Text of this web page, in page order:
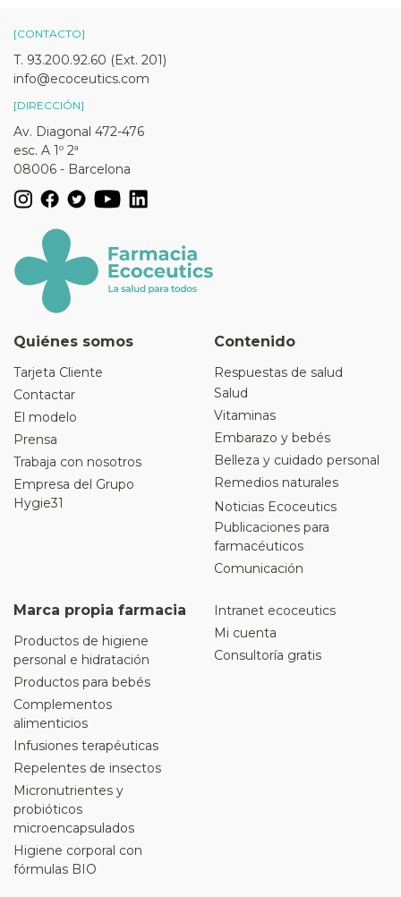
[CONTACTO]
T. 93.200.92.60 (Ext. 201)
info@ecoceutics.com
[DIRECCIÓN]
Av. Diagonal 472-476
esc. A 1º 2ª
08006 - Barcelona
Quiénes somos
Tarjeta Cliente
Contactar
El modelo
Prensa
Trabaja con nosotros
Empresa del Grupo
Hygie31
Contenido
Respuestas de salud
Salud
Vitaminas
Embarazo y bebés
Belleza y cuidado personal
Remedios naturales
Noticias Ecoceutics
Publicaciones para
farmacéuticos
Comunicación
Marca propia farmacia
Productos de higiene
personal e hidratación
Productos para bebés
Complementos
alimenticios
Infusiones terapéuticas
Repelentes de insectos
Micronutrientes y
probióticos
microencapsulados
Higiene corporal con
fórmulas BIO
Intranet ecoceutics
Mi cuenta
Consultoría gratis